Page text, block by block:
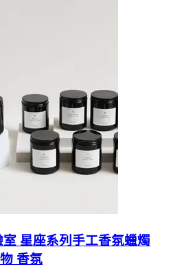
星座系列手工香氛蠟燭
香氛